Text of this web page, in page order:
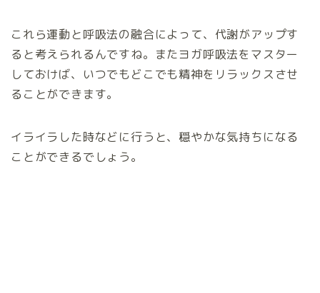
これら運動と呼吸法の融合によって、代謝がアップす
ると考えられるんですね。またヨガ呼吸法をマスター
しておけば、いつでもどこでも精神をリラックスさせ
ることができます。
イライラした時などに行うと、穏やかな気持ちになる
ことができるでしょう。